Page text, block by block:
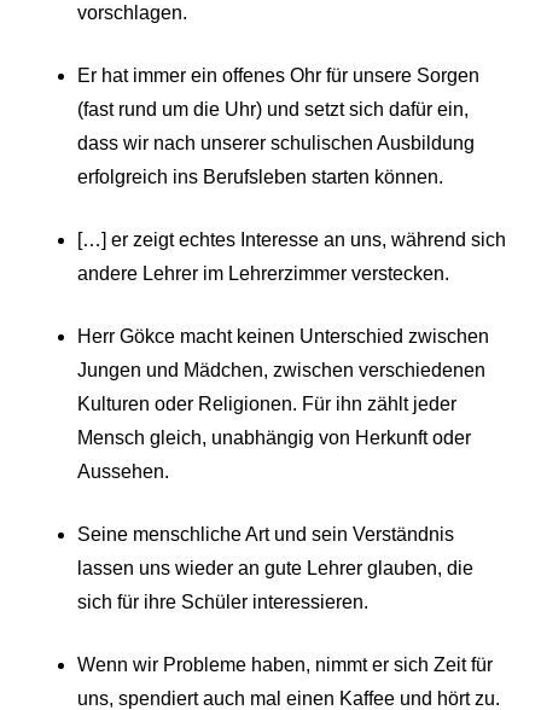
vorschlagen.
Er hat immer ein offenes Ohr für unsere Sorgen
(fast rund um die Uhr) und setzt sich dafür ein,
dass wir nach unserer schulischen Ausbildung
erfolgreich ins Berufsleben starten können.
[…] er zeigt echtes Interesse an uns, während sich
andere Lehrer im Lehrerzimmer verstecken.
Herr Gökce macht keinen Unterschied zwischen
Jungen und Mädchen, zwischen verschiedenen
Kulturen oder Religionen. Für ihn zählt jeder
Mensch gleich, unabhängig von Herkunft oder
Aussehen.
Seine menschliche Art und sein Verständnis
lassen uns wieder an gute Lehrer glauben, die
sich für ihre Schüler interessieren.
Wenn wir Probleme haben, nimmt er sich Zeit für
uns, spendiert auch mal einen Kaffee und hört zu.